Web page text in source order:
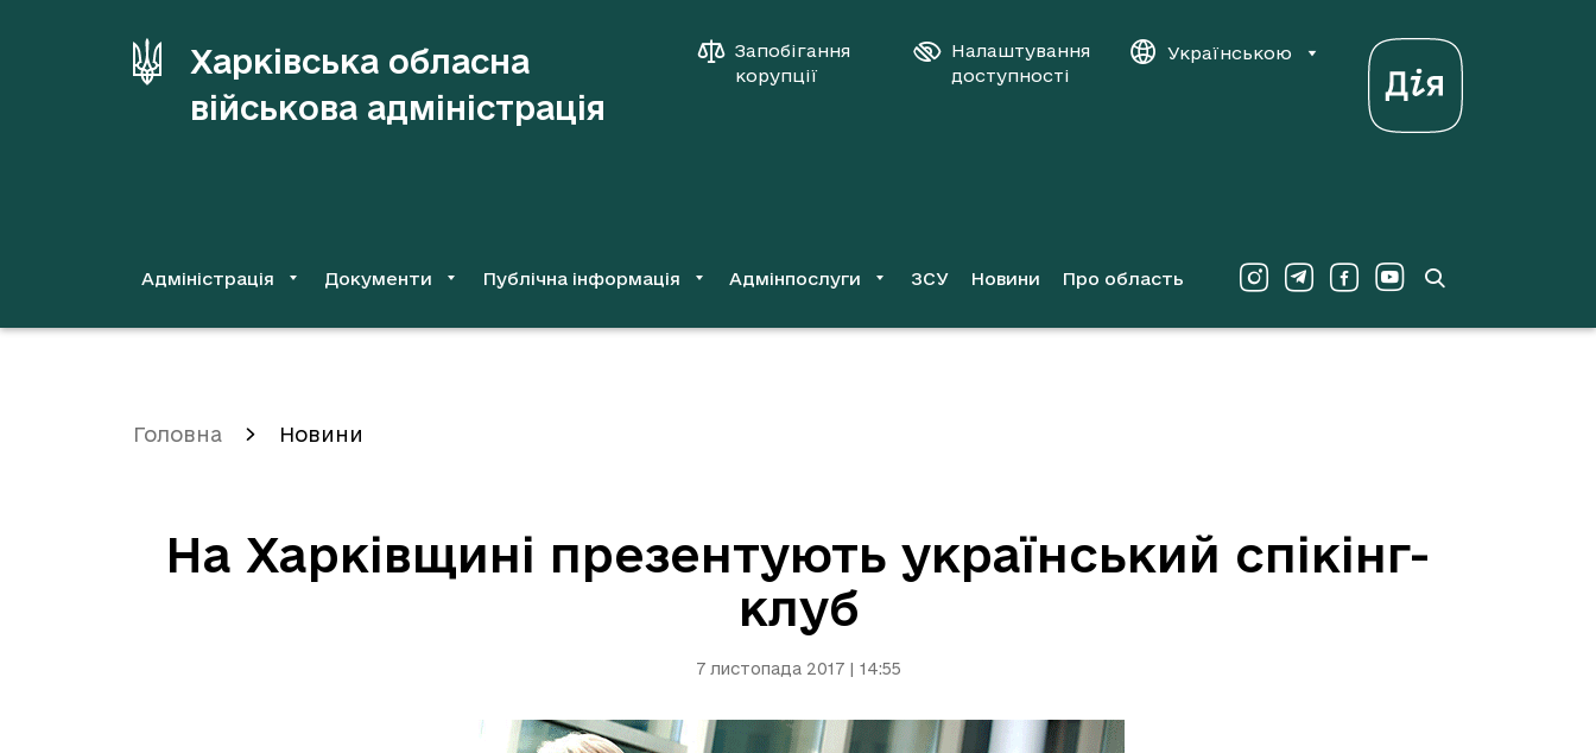
Харківська обласна
військова адміністрація
Запобігання
корупції
Налаштування
доступності
Українською
Адміністрація Документи Публічна інформація Адмінпослуги ЗСУ Новини Про область
Головна Новини
На Харківщині презентують український спікінг-
клуб
7 листопада 2017 | 14:55